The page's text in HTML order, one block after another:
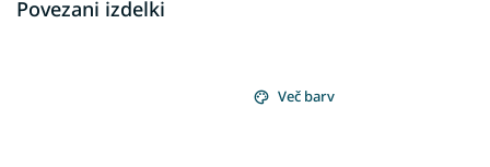
Povezani izdelki
Več barv